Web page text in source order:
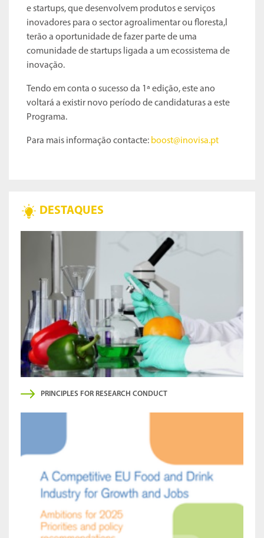
e startups, que desenvolvem produtos e serviços
inovadores para o sector agroalimentar ou floresta,l
terão a oportunidade de fazer parte de uma
comunidade de startups ligada a um ecossistema de
inovação.
Tendo em conta o sucesso da 1ª edição, este ano
voltará a existir novo período de candidaturas a este
Programa.
Para mais informação contacte: boost@inovisa.pt
DESTAQUES
PRINCIPLES FOR RESEARCH CONDUCT